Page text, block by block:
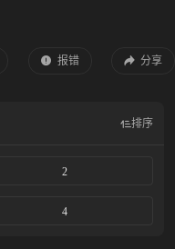
报错 分享
排序
2
4